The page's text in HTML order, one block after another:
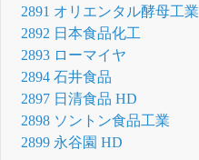
2891 オリエンタル酵母工業
2892 日本食品化工
2893 ローマイヤ
2894 石井食品
2897 日清食品 HD
2898 ソントン食品工業
2899 永谷園 HD